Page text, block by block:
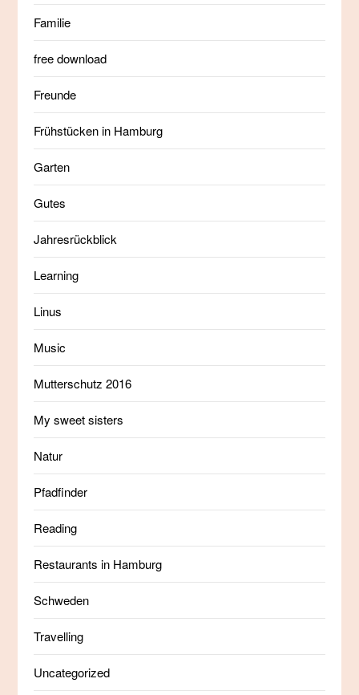
Familie
free download
Freunde
Frühstücken in Hamburg
Garten
Gutes
Jahresrückblick
Learning
Linus
Music
Mutterschutz 2016
My sweet sisters
Natur
Pfadfinder
Reading
Restaurants in Hamburg
Schweden
Travelling
Uncategorized